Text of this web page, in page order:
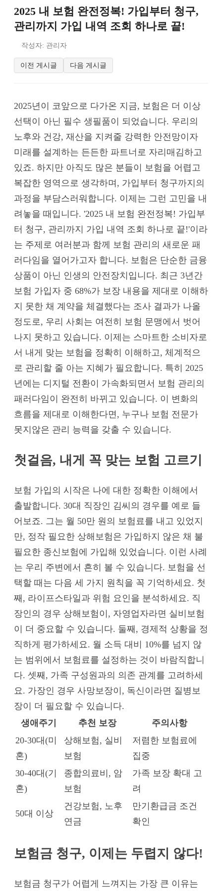
2025 내 보험 완전정복! 가입부터 청구,
관리까지 가입 내역 조회 하나로 끝!
작성자: 관리자
이전 게시글 다음 게시글
2025년이 코앞으로 다가온 지금, 보험은 더 이상
선택이 아닌 필수 생필품이 되었습니다. 우리의
노후와 건강, 재산을 지켜줄 강력한 안전망이자
미래를 설계하는 든든한 파트너로 자리매김하고
있죠. 하지만 아직도 많은 분들이 보험을 어렵고
복잡한 영역으로 생각하며, 가입부터 청구까지의
과정을 부담스러워합니다. 이제는 그런 고민을 내
려놓을 때입니다. '2025 내 보험 완전정복! 가입부
터 청구, 관리까지 가입 내역 조회 하나로 끝!'이라
는 주제로 여러분과 함께 보험 관리의 새로운 패
러다임을 열어가고자 합니다. 보험은 단순한 금융
상품이 아닌 인생의 안전장치입니다. 최근 3년간
보험 가입자 중 68%가 보장 내용을 제대로 이해하
지 못한 채 계약을 체결했다는 조사 결과가 나올
정도로, 우리 사회는 여전히 보험 문맹에서 벗어
나지 못하고 있습니다. 이제는 스마트한 소비자로
서 내게 맞는 보험을 정확히 이해하고, 체계적으
로 관리할 줄 아는 지혜가 필요합니다. 특히 2025
년에는 디지털 전환이 가속화되면서 보험 관리의
패러다임이 완전히 바뀌고 있습니다. 이 변화의
흐름을 제대로 이해한다면, 누구나 보험 전문가
못지않은 관리 능력을 갖출 수 있습니다.
첫걸음, 내게 꼭 맞는 보험 고르기
보험 가입의 시작은 나에 대한 정확한 이해에서
출발합니다. 30대 직장인 김씨의 경우를 예로 들
어보죠. 그는 월 50만 원의 보험료를 내고 있었지
만, 정작 필요한 상해보험은 가입하지 않은 채 불
필요한 종신보험에 가입해 있었습니다. 이런 사례
는 우리 주변에서 흔히 볼 수 있습니다. 보험을 선
택할 때는 다음 세 가지 원칙을 꼭 기억하세요. 첫
째, 라이프스타일과 위험 요인을 분석하세요. 직
장인의 경우 상해보험이, 자영업자라면 실비보험
이 더 중요할 수 있습니다. 둘째, 경제적 상황을 정
직하게 평가하세요. 월 소득 대비 10%를 넘지 않
는 범위에서 보험료를 설정하는 것이 바람직합니
다. 셋째, 가족 구성원과의 의존 관계를 고려하세
요. 가장인 경우 사망보장이, 독신이라면 질병보
장이 더 필요할 수 있습니다.
생애주기
추천 보장
주의사항
20-30대(미
혼)
상해보험, 실비
보험
저렴한 보험료에
집중
30-40대(기
혼)
종합의료비, 암
보험
가족 보장 확대 고
려
50대 이상
건강보험, 노후
연금
만기환급금 조건
확인
보험금 청구, 이제는 두렵지 않다!
보험금 청구가 어렵게 느껴지는 가장 큰 이유는